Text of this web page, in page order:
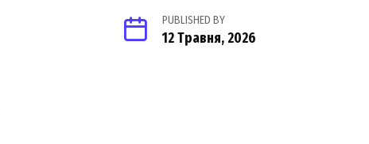
PUBLISHED BY
12 Травня, 2026